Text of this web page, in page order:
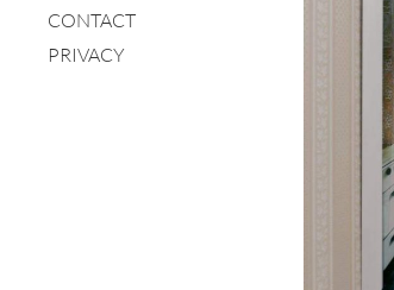
CONTACT
PRIVACY